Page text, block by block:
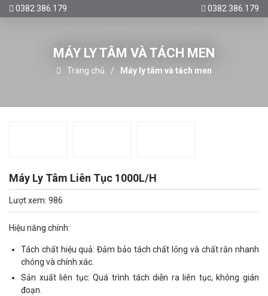
0382.386.179 0382.386.179
MÁY LY TÂM VÀ TÁCH MEN
Trang chủ Máy ly tâm và tách men
Máy Ly Tâm Liên Tục 1000L/H
Lượt xem: 986
Hiệu năng chính:
Tách chất hiệu quả: Đảm bảo tách chất lỏng và chất rắn nhanh
chóng và chính xác.
Sản xuất liên tục: Quá trình tách diễn ra liên tục, không gián
đoạn.